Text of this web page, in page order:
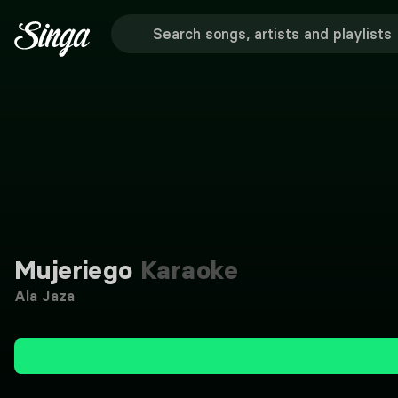
Mujeriego Karaoke
Ala Jaza